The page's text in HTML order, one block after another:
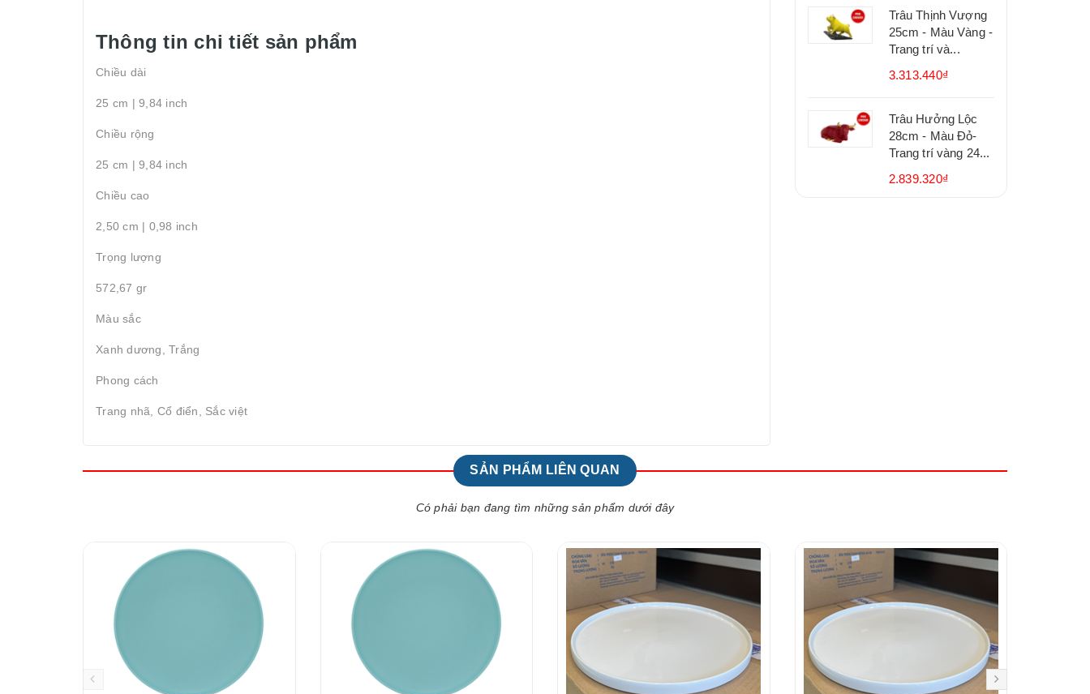
Thông tin chi tiết sản phẩm
Chiều dài
25 cm | 9,84 inch
Chiều rộng
25 cm | 9,84 inch
Chiều cao
2,50 cm | 0,98 inch
Trọng lượng
572,67 gr
Màu sắc
Xanh dương, Trắng
Phong cách
Trang nhã, Cổ điển, Sắc việt
Trâu Thịnh Vượng
25cm - Màu Vàng -
Trang trí và...
3.313.440₫
Trâu Hưởng Lộc
28cm - Màu Đỏ-
Trang trí vàng 24...
2.839.320₫
SẢN PHẨM LIÊN QUAN
Có phải bạn đang tìm những sản phẩm dưới đây